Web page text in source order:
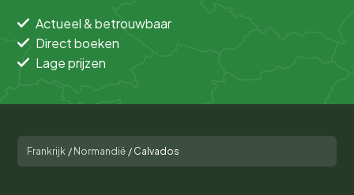
Actueel & betrouwbaar
Direct boeken
Lage prijzen
Frankrijk / Normandië / Calvados